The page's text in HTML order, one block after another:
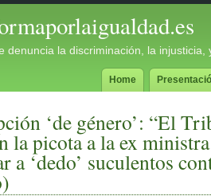
denuncia la discriminación, la
Home
‘de género’: “El
la picota a la ex
a ‘dedo’ suculentos